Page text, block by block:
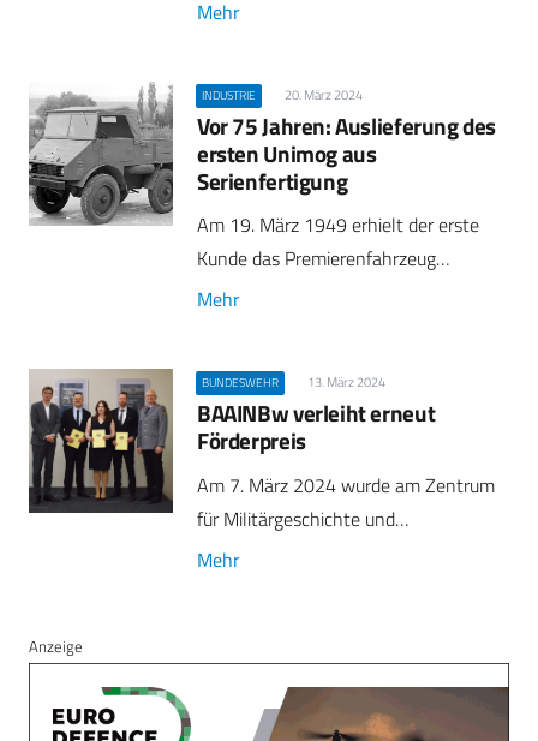
Mehr
INDUSTRIE 20. März 2024
Vor 75 Jahren: Auslieferung des
ersten Unimog aus
Serienfertigung
Am 19. März 1949 erhielt der erste
Kunde das Premierenfahrzeug…
Mehr
BUNDESWEHR 13. März 2024
BAAINBw verleiht erneut
Förderpreis
Am 7. März 2024 wurde am Zentrum
für Militärgeschichte und…
Mehr
Anzeige